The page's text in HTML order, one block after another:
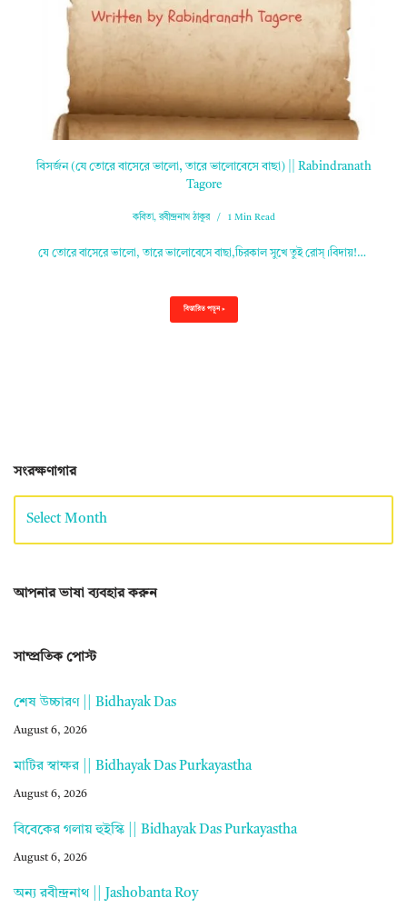
বিসর্জন (যে তোরে বাসেরে ভালো, তারে ভালোবেসে বাছা) || Rabindranath
Tagore
কবিতা,রবীন্দ্রনাথ ঠাকুর 1 Min Read
যে তোরে বাসেরে ভালো, তারে ভালোবেসে বাছা,চিরকাল সুখে তুই রোস্‌।বিদায়!…
বিস্তারিত পড়ুন »
সংরক্ষণাগার
আপনার ভাষা ব্যবহার করুন
সাম্প্রতিক পোস্ট
শেষ উচ্চারণ || Bidhayak Das
August 6, 2026
মাটির স্বাক্ষর || Bidhayak Das Purkayastha
August 6, 2026
বিবেকের গলায় হুইস্কি || Bidhayak Das Purkayastha
August 6, 2026
অন্য রবীন্দ্রনাথ || Jashobanta Roy